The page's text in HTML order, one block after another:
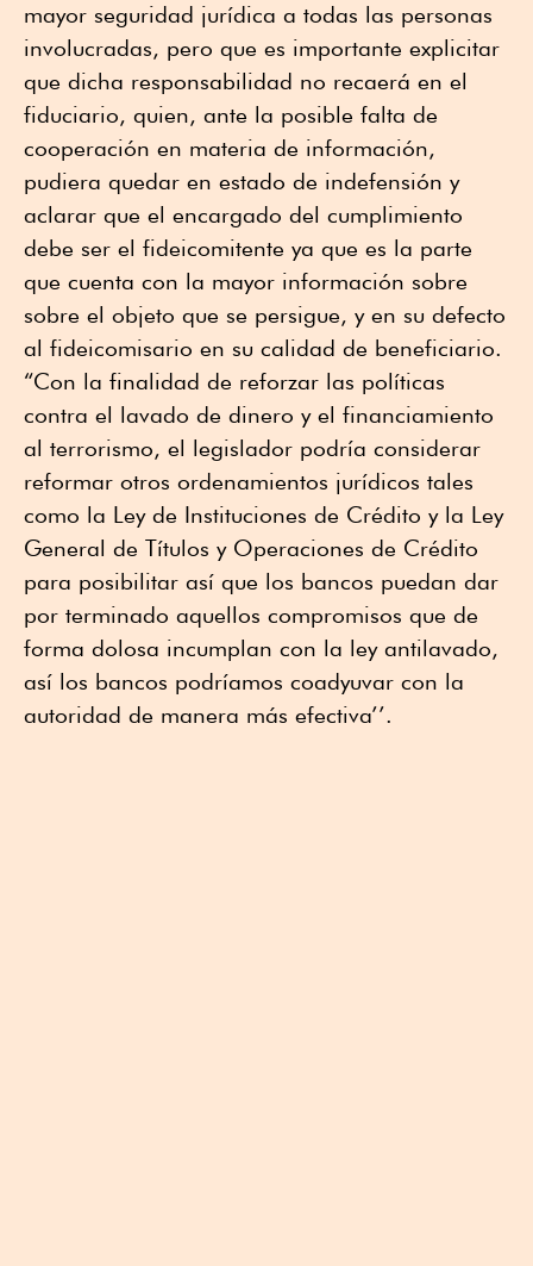
mayor seguridad jurídica a todas las personas
involucradas, pero que es importante explicitar
que dicha responsabilidad no recaerá en el
fiduciario, quien, ante la posible falta de
cooperación en materia de información,
pudiera quedar en estado de indefensión y
aclarar que el encargado del cumplimiento
debe ser el fideicomitente ya que es la parte
que cuenta con la mayor información sobre
sobre el objeto que se persigue, y en su defecto
al fideicomisario en su calidad de beneficiario.
“Con la finalidad de reforzar las políticas
contra el lavado de dinero y el financiamiento
al terrorismo, el legislador podría considerar
reformar otros ordenamientos jurídicos tales
como la Ley de Instituciones de Crédito y la Ley
General de Títulos y Operaciones de Crédito
para posibilitar así que los bancos puedan dar
por terminado aquellos compromisos que de
forma dolosa incumplan con la ley antilavado,
así los bancos podríamos coadyuvar con la
autoridad de manera más efectiva’’.